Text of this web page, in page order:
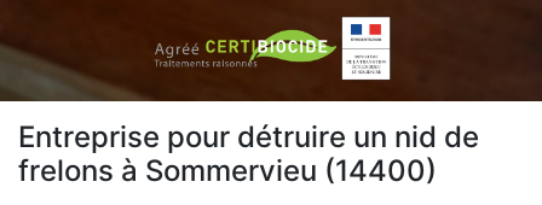
Entreprise pour détruire un nid de
frelons à Sommervieu (14400)